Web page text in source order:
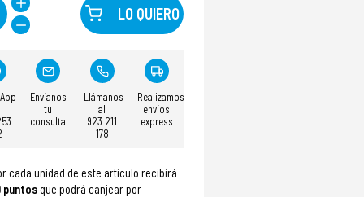
LO QUIERO
Envíanos
tu
consulta
Llámanos
al
923 211
178
Realizamos
envíos
express
cada unidad de este articulo recibirá
puntos que podrá canjear por